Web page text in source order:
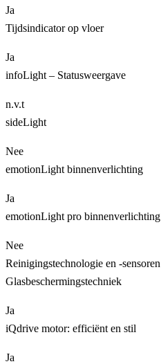
Ja
Tijdsindicator op vloer
Ja
infoLight – Statusweergave
n.v.t
sideLight
Nee
emotionLight binnenverlichting
Ja
emotionLight pro binnenverlichting
Nee
Reinigingstechnologie en -sensoren
Glasbeschermingstechniek
Ja
iQdrive motor: efficiënt en stil
Ja